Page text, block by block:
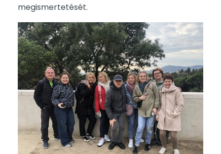
megismertetését.